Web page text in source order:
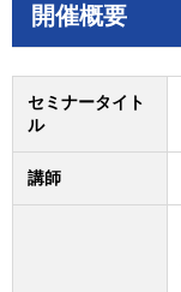
開催概要
セミナータイト
ル
講師